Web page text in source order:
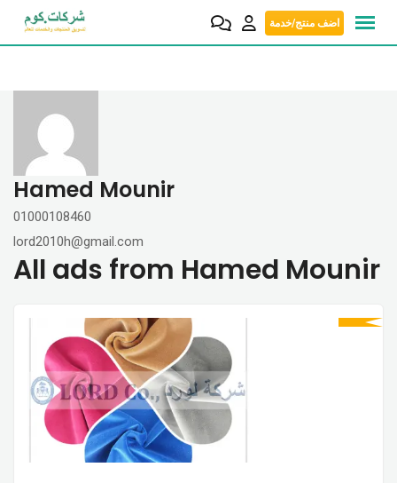
اضف منتج/خدمة
Hamed Mounir
01000108460
lord2010h@gmail.com
All ads from Hamed Mounir